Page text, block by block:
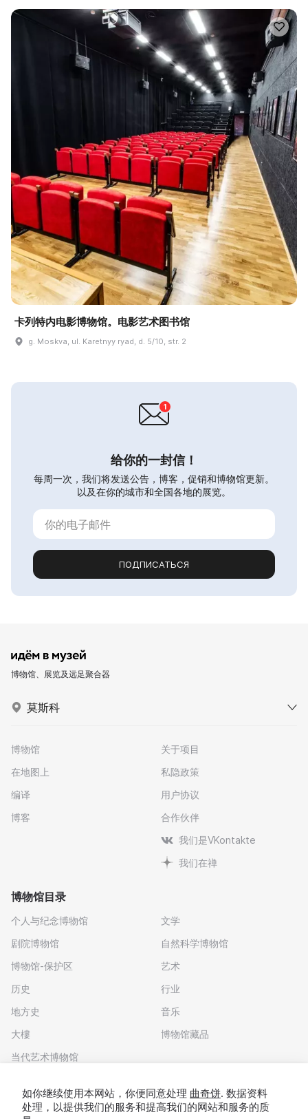
卡列特内电影博物馆。电影艺术图书馆
g. Moskva, ul. Karetnyy ryad, d. 5/10, str. 2
给你的一封信！
每周一次，我们将发送公告，博客，促销和博物馆更新。
以及在你的城市和全国各地的展览。
ПОДПИСАТЬСЯ
博物馆、展览及远足聚合器
莫斯科
博物馆
在地图上
编译
博客
关于项目
私隐政策
用户协议
合作伙伴
我们是VKontakte
我们在禅
博物馆目录
个人与纪念博物馆
剧院博物馆
博物馆-保护区
历史
地方史
大樓
当代艺术博物馆
文学
自然科学博物馆
艺术
行业
音乐
博物馆藏品
如你继续使用本网站，你便同意处理 曲奇饼. 数据资料
处理，以提供我们的服务和提高我们的网站和服务的质